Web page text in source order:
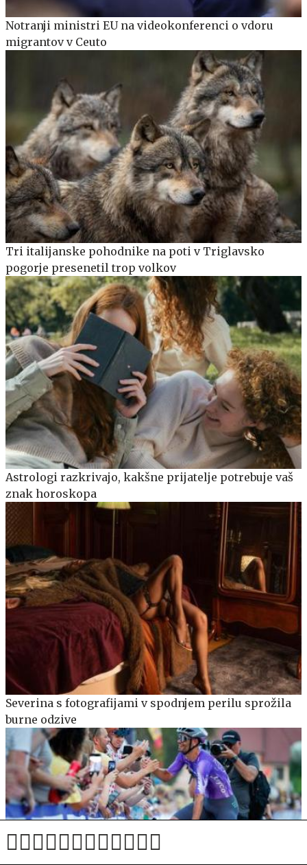
Notranji ministri EU na videokonferenci o vdoru
migrantov v Ceuto
Tri italijanske pohodnike na poti v Triglavsko
pogorje presenetil trop volkov
Astrologi razkrivajo, kakšne prijatelje potrebuje vaš
znak horoskopa
Severina s fotografijami v spodnjem perilu sprožila
burne odzive